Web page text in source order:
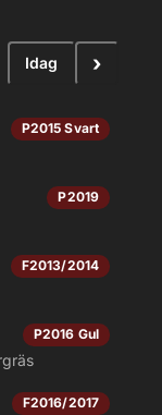
Idag ›
P2015 Svart
P2019
F2013/2014
P2016 Gul
F2016/2017